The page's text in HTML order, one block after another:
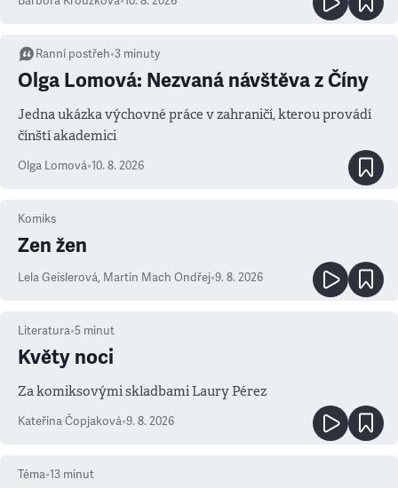
Ranní postřeh•3 minuty
Olga Lomová: Nezvaná návštěva z Číny
Jedna ukázka výchovné práce v zahraničí, kterou provádí
čínští akademici
Olga Lomová•10. 8. 2026
Komiks
Zen žen
Lela Geislerová, Martin Mach Ondřej•9. 8. 2026
Literatura•5 minut
Květy noci
Za komiksovými skladbami Laury Pérez
Kateřina Čopjaková•9. 8. 2026
Téma•13 minut